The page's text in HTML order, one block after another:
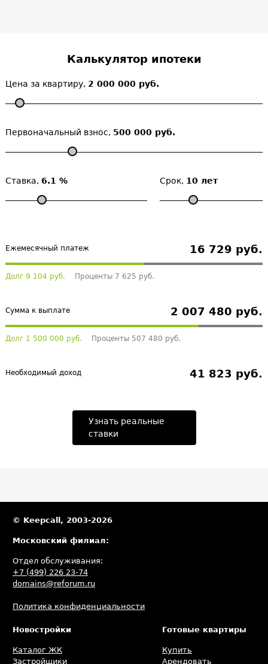
Калькулятор ипотеки
Цена за квартиру, 2 000 000 руб.
Первоначальный взнос, 500 000 руб.
Ставка, 6.1 % Срок, 10 лет
Ежемесячный платеж 16 729 руб.
Долг 9 104 руб. Проценты 7 625 руб.
Сумма к выплате 2 007 480 руб.
Долг 1 500 000 руб. Проценты 507 480 руб.
Необходимый доход 41 823 руб.
Узнать реальные
ставки
© Keepcall, 2003-2026
Московский филиал:
Отдел обслуживания:
+7 (499) 226 23-74
domains@reforum.ru
Политика конфиденциальности
Новостройки
Каталог ЖК
Застройщики
Готовые квартиры
Купить
Арендовать